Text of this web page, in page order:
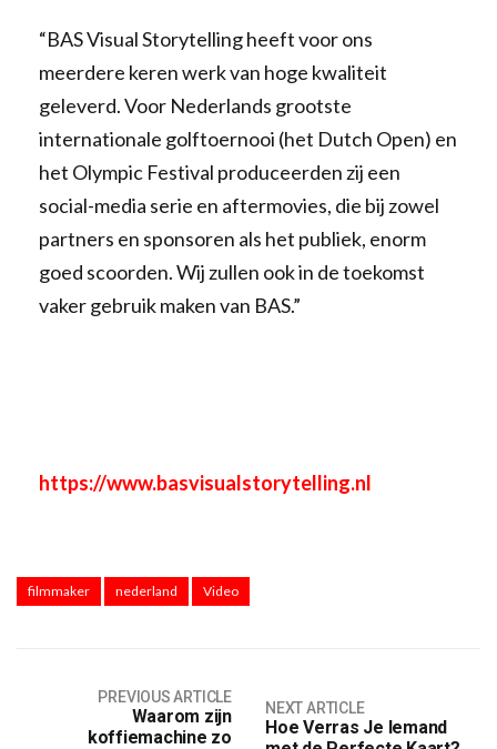
“BAS Visual Storytelling heeft voor ons
meerdere keren werk van hoge kwaliteit
geleverd. Voor Nederlands grootste
internationale golftoernooi (het Dutch Open) en
het Olympic Festival produceerden zij een
social-media serie en aftermovies, die bij zowel
partners en sponsoren als het publiek, enorm
goed scoorden. Wij zullen ook in de toekomst
vaker gebruik maken van BAS.”
https://www.basvisualstorytelling.nl
filmmaker nederland Video
PREVIOUS ARTICLE
Waarom zijn
koffiemachine zo
NEXT ARTICLE
Hoe Verras Je Iemand